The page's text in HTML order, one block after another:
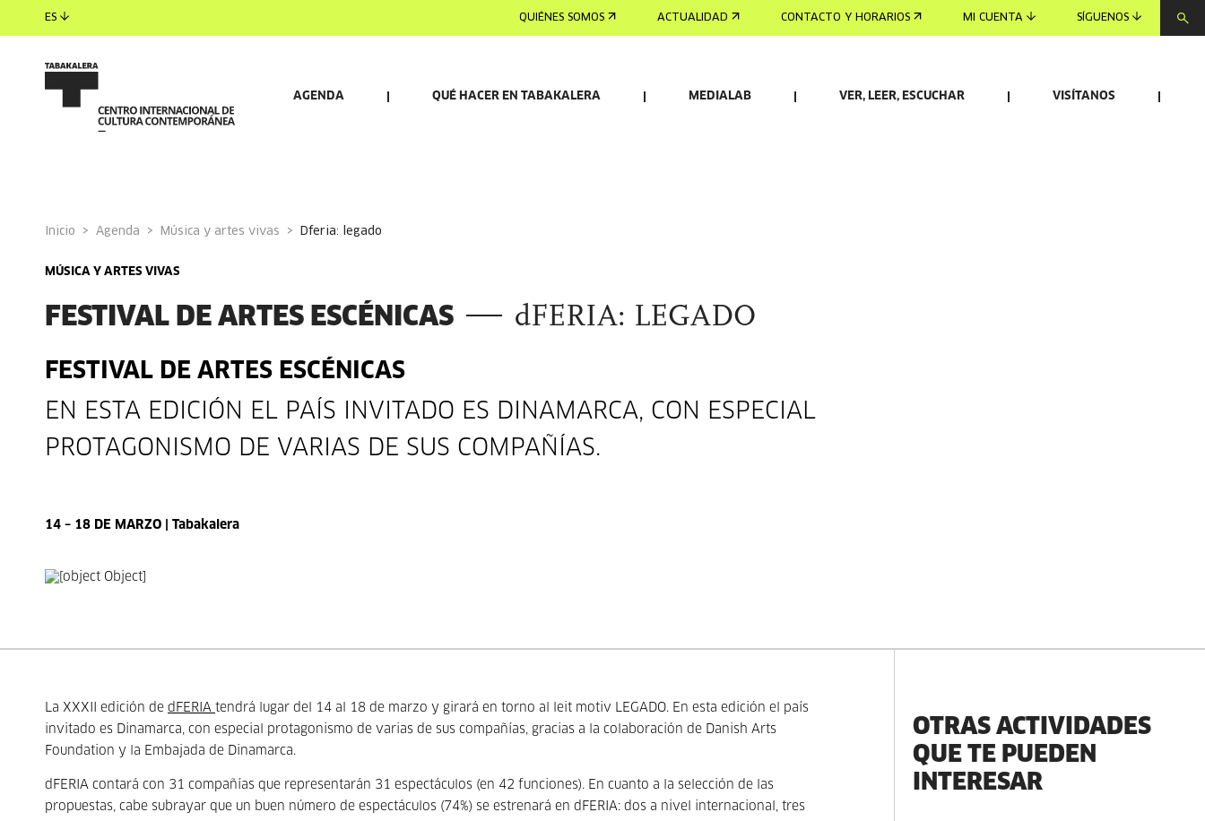
ES QUIÉNES SOMOS ACTUALIDAD CONTACTO Y HORARIOS MI CUENTA SÍGUENOS
AGENDA QUÉ HACER EN TABAKALERA MEDIALAB VER, LEER, ESCUCHAR VISÍTANOS
Inicio Agenda Música y artes vivas dferia: legado
MÚSICA Y ARTES VIVAS
FESTIVAL DE ARTES ESCÉNICAS dFERIA: LEGADO
FESTIVAL DE ARTES ESCÉNICAS
EN ESTA EDICIÓN EL PAÍS INVITADO ES DINAMARCA, CON ESPECIAL
PROTAGONISMO DE VARIAS DE SUS COMPAÑÍAS.
14 – 18 DE MARZO | Tabakalera
La XXXII edición de dFERIA tendrá lugar del 14 al 18 de marzo y girará en torno al leit motiv LEGADO. En esta edición el país
invitado es Dinamarca, con especial protagonismo de varias de sus compañías, gracias a la colaboración de Danish Arts
Foundation y la Embajada de Dinamarca.
dFERIA contará con 31 compañías que representarán 31 espectáculos (en 42 funciones). En cuanto a la selección de las
propuestas, cabe subrayar que un buen número de espectáculos (74%) se estrenará en dFERIA: dos a nivel internacional, tres
OTRAS ACTIVIDADES
QUE TE PUEDEN
INTERESAR